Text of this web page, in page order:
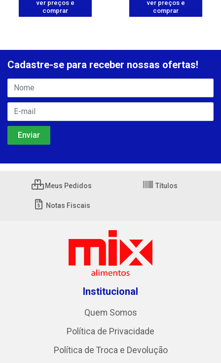
ver preços e
comprar
ver preços e
comprar
Cadastre-se para receber nossas ofertas!
Meus Pedidos Títulos
Notas Fiscais
Institucional
Quem Somos
Política de Privacidade
Política de Troca e Devolução